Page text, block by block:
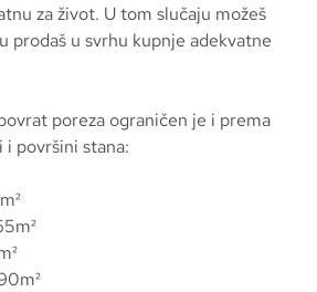
za život. U tom slučaju možeš
prodaš u svrhu kupnje adekvatne
poreza ograničen je i prema
površini stana: